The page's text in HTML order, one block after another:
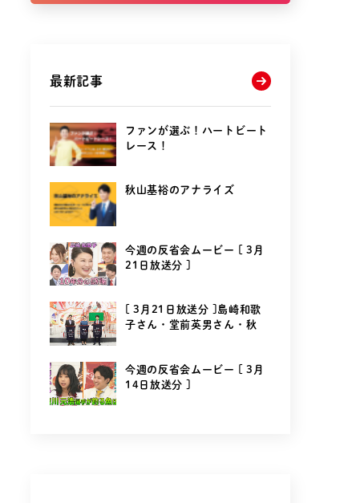
最新記事
ファンが選ぶ！ハートビート
レース！
秋山基裕のアナライズ
今週の反省会ムービー [ 3月
21日放送分 ]
[ 3月21日放送分 ]島崎和歌
子さん・堂前英男さん・秋
今週の反省会ムービー [ 3月
14日放送分 ]